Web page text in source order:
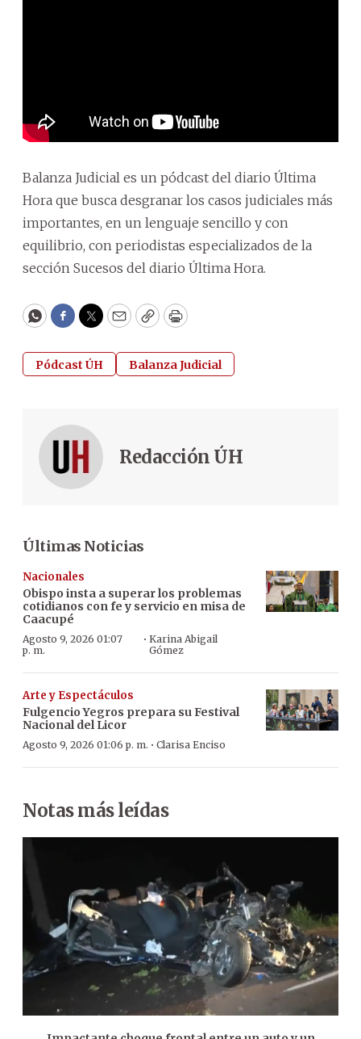
Balanza Judicial es un pódcast del diario Última
Hora que busca desgranar los casos judiciales más
importantes, en un lenguaje sencillo y con
equilibrio, con periodistas especializados de la
sección Sucesos del diario Última Hora.
WhatsApp
Facebook
Twitter
EmailCopyPrint
Pódcast ÚH Balanza Judicial
Redacción ÚH
Últimas Noticias
Nacionales
Obispo insta a superar los problemas
cotidianos con fe y servicio en misa de
Caacupé
Agosto 9, 2026 01:07
p. m.
·Karina Abigail
Gómez
Arte y Espectáculos
Fulgencio Yegros prepara su Festival
Nacional del Licor
Agosto 9, 2026 01:06 p. m. · Clarisa Enciso
Notas más leídas